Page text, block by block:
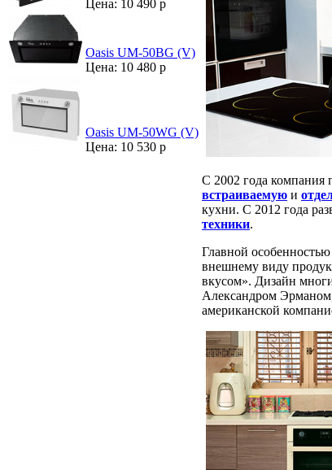
Цена: 10 490 р
Oasis UM-50BG (V)
Цена: 10 480 р
Oasis UM-50WG (V)
Цена: 10 530 р
С 2002 года компания
встраиваемую и
кухни. С 2012 года
техники.
Главной
внешнему виду
вкусом». Дизайн
Александром
американской